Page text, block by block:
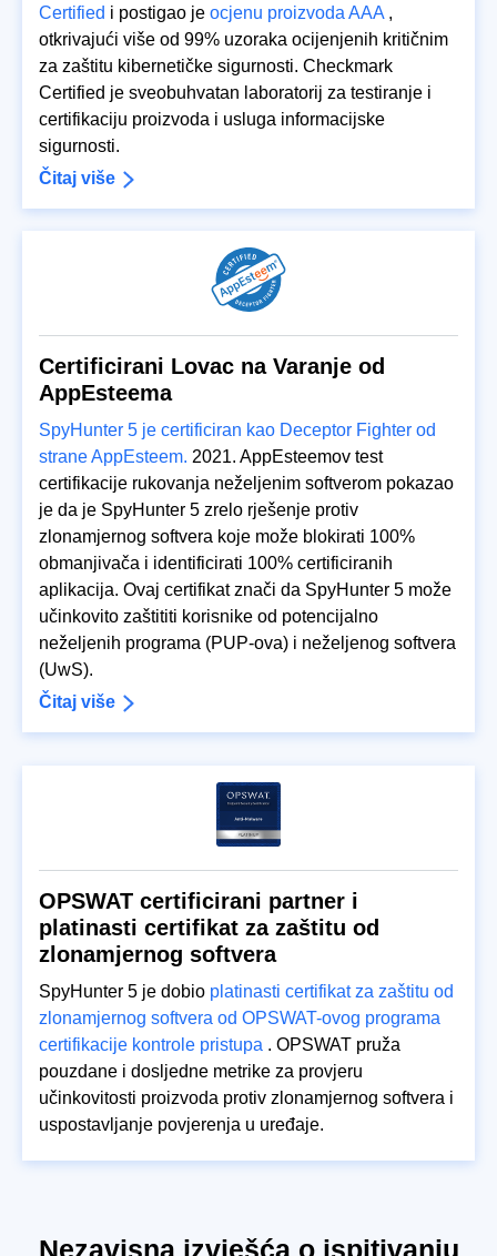
Certified i postigao je ocjenu proizvoda AAA ,
otkrivajući više od 99% uzoraka ocijenjenih kritičnim
za zaštitu kibernetičke sigurnosti. Checkmark
Certified je sveobuhvatan laboratorij za testiranje i
certifikaciju proizvoda i usluga informacijske
sigurnosti.
Čitaj više
Certificirani Lovac na Varanje od
AppEsteema
SpyHunter 5 je certificiran kao Deceptor Fighter od
strane AppEsteem. 2021. AppEsteemov test
certifikacije rukovanja neželjenim softverom pokazao
je da je SpyHunter 5 zrelo rješenje protiv
zlonamjernog softvera koje može blokirati 100%
obmanjivača i identificirati 100% certificiranih
aplikacija. Ovaj certifikat znači da SpyHunter 5 može
učinkovito zaštititi korisnike od potencijalno
neželjenih programa (PUP-ova) i neželjenog softvera
(UwS).
Čitaj više
OPSWAT certificirani partner i
platinasti certifikat za zaštitu od
zlonamjernog softvera
SpyHunter 5 je dobio platinasti certifikat za zaštitu od
zlonamjernog softvera od OPSWAT-ovog programa
certifikacije kontrole pristupa . OPSWAT pruža
pouzdane i dosljedne metrike za provjeru
učinkovitosti proizvoda protiv zlonamjernog softvera i
uspostavljanje povjerenja u uređaje.
Nezavisna izvješća o ispitivanju